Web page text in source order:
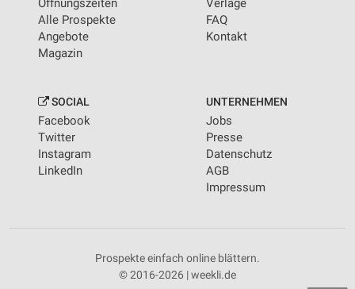
Öffnungszeiten
Alle Prospekte
Angebote
Magazin
Verlage
FAQ
Kontakt
SOCIAL
Facebook
Twitter
Instagram
LinkedIn
UNTERNEHMEN
Jobs
Presse
Datenschutz
AGB
Impressum
Prospekte einfach online blättern.
© 2016-2026 | weekli.de